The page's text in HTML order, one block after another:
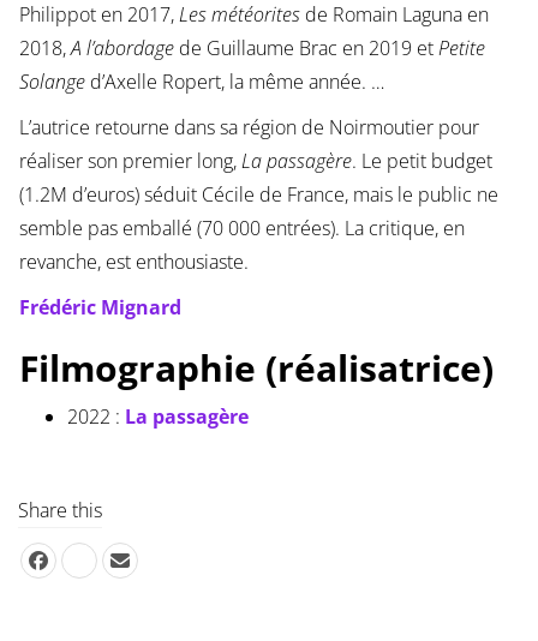
Philippot en 2017,Les météoritesde Romain Laguna en
2018,A l’abordagede Guillaume Brac en 2019 etPetite
Solanged’Axelle Ropert, la même année. …
L’autrice retourne dans sa région de Noirmoutier pour
réaliser son premier long,La passagère. Le petit budget
(1.2M d’euros) séduit Cécile de France, mais le public ne
semble pas emballé (70 000 entrées). La critique, en
revanche, est enthousiaste.
Frédéric Mignard
Filmographie (réalisatrice)
2022 : La passagère
Share this